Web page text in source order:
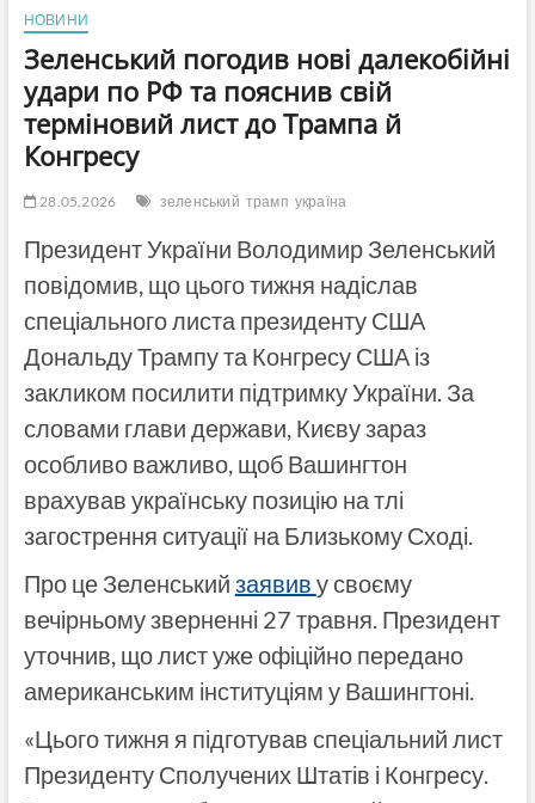
НОВИНИ
Зеленський погодив нові далекобійні
удари по РФ та пояснив свій
терміновий лист до Трампа й
Конгресу
28.05.2026 зеленський трамп україна
Президент України Володимир Зеленський
повідомив, що цього тижня надіслав
спеціального листа президенту США
Дональду Трампу та Конгресу США із
закликом посилити підтримку України. За
словами глави держави, Києву зараз
особливо важливо, щоб Вашингтон
врахував українську позицію на тлі
загострення ситуації на Близькому Сході.
Про це Зеленський заявив у своєму
вечірньому зверненні 27 травня. Президент
уточнив, що лист уже офіційно передано
американським інституціям у Вашингтоні.
«Цього тижня я підготував спеціальний лист
Президенту Сполучених Штатів і Конгресу.